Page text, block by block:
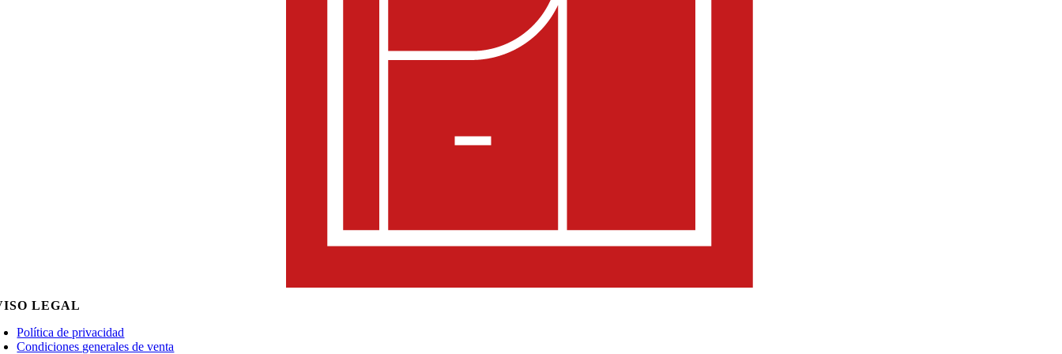
LEGAL
Política de privacidad
Condiciones generales de venta